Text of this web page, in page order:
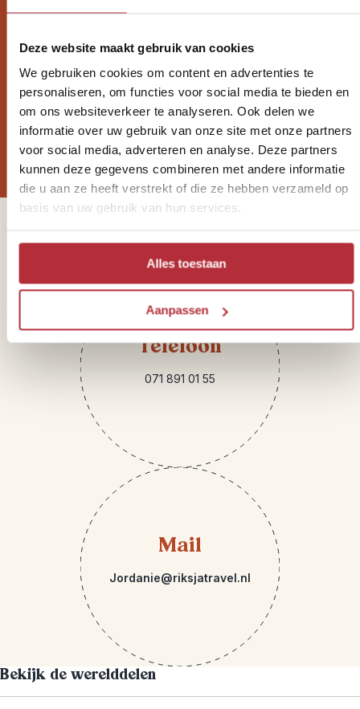
Deze website maakt gebruik van cookies
We gebruiken cookies om content en advertenties te
personaliseren, om functies voor social media te bieden en
om ons websiteverkeer te analyseren. Ook delen we
informatie over uw gebruik van onze site met onze partners
voor social media, adverteren en analyse. Deze partners
kunnen deze gegevens combineren met andere informatie
die u aan ze heeft verstrekt of die ze hebben verzameld op
basis van uw gebruik van hun services.
Alles toestaan
Aanpassen
Wil jij altijd als eerste op de
hoogte zijn van onze Riksja
Reisnieuwtjes?
Sparren of heb je vragen?
Telefoon
071 891 01 55
Mail
Jordanie@riksjatravel.nl
Bekijk de werelddelen